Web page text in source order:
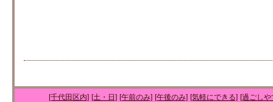
[千代田区内] [土・日] [午前のみ] [午後のみ] [気軽にできる] [過ごし